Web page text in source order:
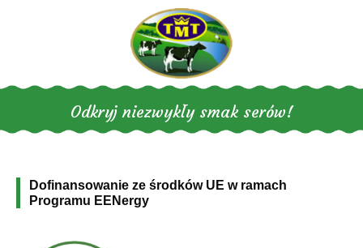
Odkryj niezwykły smak serów!
Dofinansowanie ze środków UE w ramach
Programu EENergy